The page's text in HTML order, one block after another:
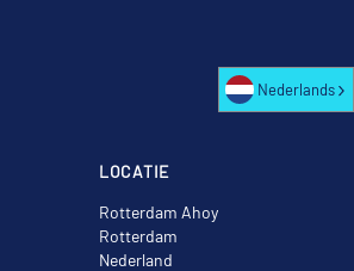
LOCATIE
Rotterdam Ahoy
Rotterdam
Nederland
Nederlands